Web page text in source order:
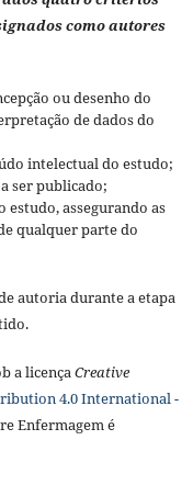
como autores
ou desenho do
de dados do
intelectual do estudo;
ser publicado;
estudo, assegurando as
qualquer parte do
autoria durante a etapa
a licençaCreative
4.0 International -
Enfermagem é